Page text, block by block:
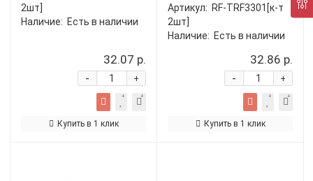
2шт]
Наличие: Есть в наличии
32.07 р.
+
-
Купить в 1 клик
Артикул: RF-TRF3301[к-т
2шт]
Наличие: Есть в наличии
32.86 р.
+
-
Купить в 1 клик